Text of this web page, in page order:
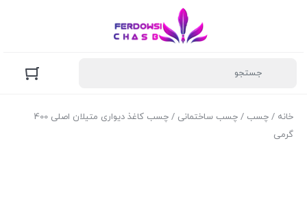
خانه / چسب / چسب ساختمانی
/ چسب کاغذ دیواری متیلان اصلی 400
گرمی